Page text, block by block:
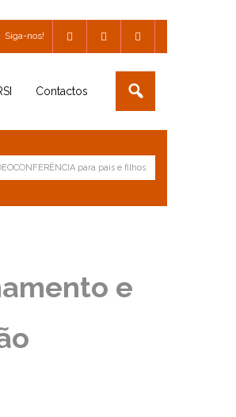
Siga-nos!
Contactos
para pais e filhos
e